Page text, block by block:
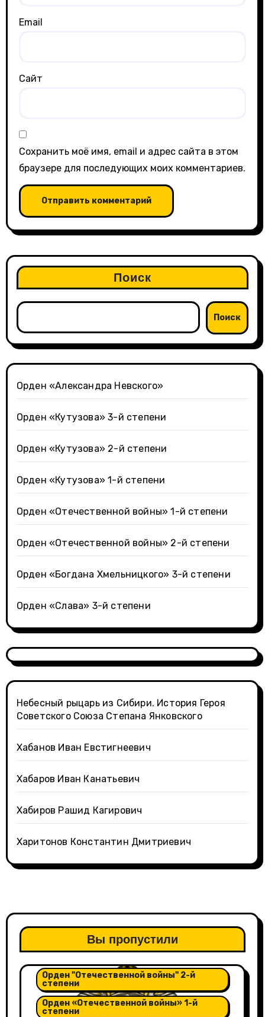
Email
Сайт
Сохранить моё имя, email и адрес сайта в этом
браузере для последующих моих комментариев.
Поиск
Поиск
Орден «Александра Невского»
Орден «Кутузова» 3-й степени
Орден «Кутузова» 2-й степени
Орден «Кутузова» 1-й степени
Орден «Отечественной войны» 1-й степени
Орден «Отечественной войны» 2-й степени
Орден «Богдана Хмельницкого» 3-й степени
Орден «Слава» 3-й степени
Небесный рыцарь из Сибири. История Героя
Советского Союза Степана Янковского
Хабанов Иван Евстигнеевич
Хабаров Иван Канатьевич
Хабиров Рашид Кагирович
Харитонов Константин Дмитриевич
Вы пропустили
Орден "Александра Невского"
Орден "Отечественной войны" 2-й
степени
Орден «Отечественной войны» 1-й
степени